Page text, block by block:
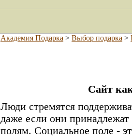
Академия Подарка > Выбор подарка >
Сайт
Люди стремятся
даже если они
полям. Социальное поле -